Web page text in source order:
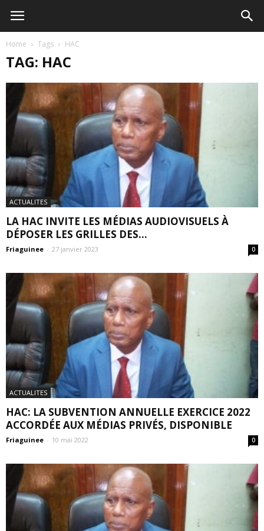
Home Tags HAC
TAG: HAC
ACTUALITES
LA HAC INVITE LES MÉDIAS AUDIOVISUELS À
DÉPOSER LES GRILLES DES...
Friaguinee - 27 janvier 2023 0
ACTUALITES
HAC: LA SUBVENTION ANNUELLE EXERCICE 2022
ACCORDÉE AUX MÉDIAS PRIVÉS, DISPONIBLE
Friaguinee - 10 mai 2022 0